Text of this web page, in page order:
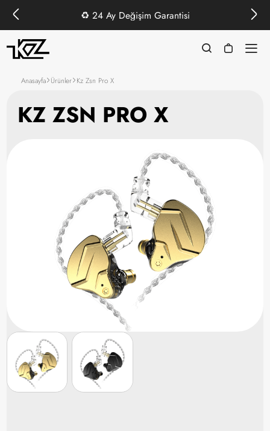
♻️ 24 Ay Değişim Garantisi
Anasayfa Ürünler Kz Zsn Pro X
KZ ZSN PRO X